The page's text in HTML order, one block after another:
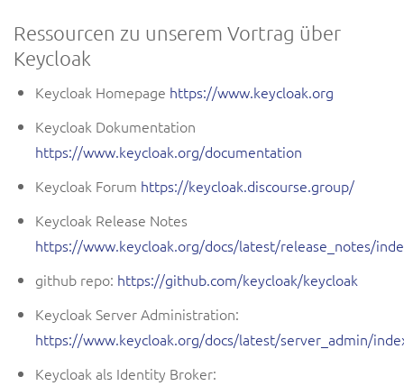
Ressourcen zu unserem Vortrag über
Keycloak
Keycloak Homepage https://www.keycloak.org
Keycloak Dokumentation
https://www.keycloak.org/documentation
Keycloak Forum https://keycloak.discourse.group/
Keycloak Release Notes
https://www.keycloak.org/docs/latest/release_notes/
github repo: https://github.com/keycloak/keycloak
Keycloak Server Administration:
https://www.keycloak.org/docs/latest/server_admin/
Keycloak als Identity Broker: